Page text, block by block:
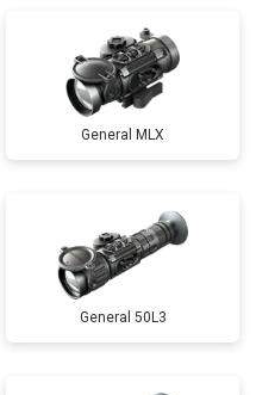
General MLX
General 50L3